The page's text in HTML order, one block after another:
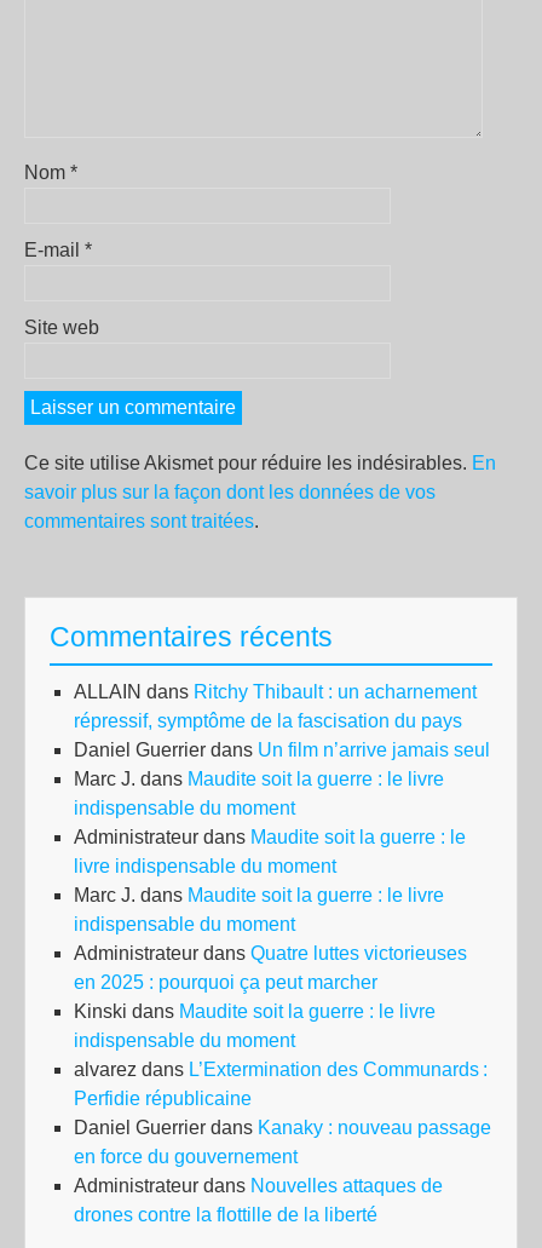
Nom *
E-mail *
Site web
Ce site utilise Akismet pour réduire les indésirables. En
savoir plus sur la façon dont les données de vos
commentaires sont traitées.
Commentaires récents
ALLAIN dans Ritchy Thibault : un acharnement
répressif, symptôme de la fascisation du pays
Daniel Guerrier dans Un film n’arrive jamais seul
Marc J. dans Maudite soit la guerre : le livre
indispensable du moment
Administrateur dans Maudite soit la guerre : le
livre indispensable du moment
Marc J. dans Maudite soit la guerre : le livre
indispensable du moment
Administrateur dans Quatre luttes victorieuses
en 2025 : pourquoi ça peut marcher
Kinski dans Maudite soit la guerre : le livre
indispensable du moment
alvarez dans L’Extermination des Communards :
Perfidie républicaine
Daniel Guerrier dans Kanaky : nouveau passage
en force du gouvernement
Administrateur dans Nouvelles attaques de
drones contre la flottille de la liberté